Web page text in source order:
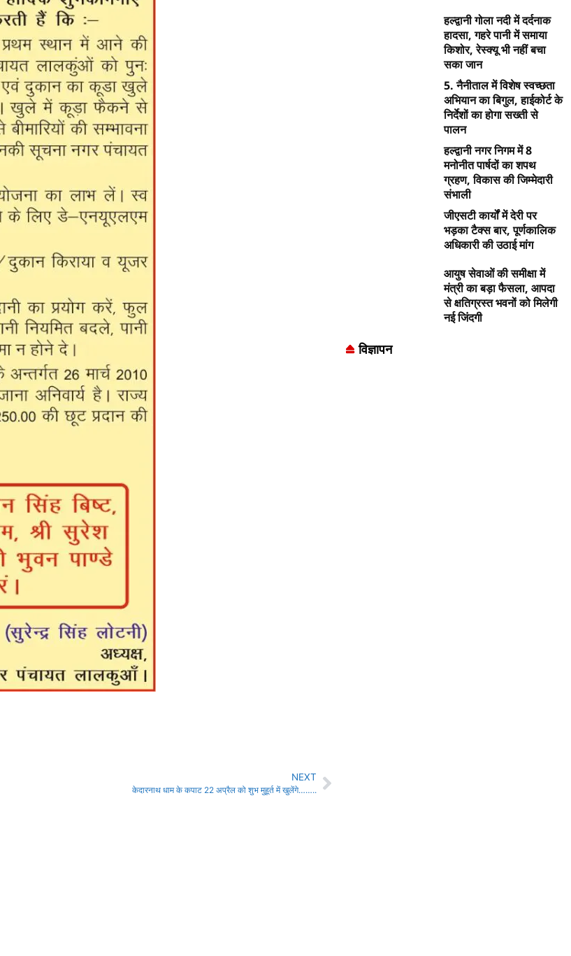
NEXT
केदारनाथ धाम के कपाट 22 अप्रैल को शुभ मुहूर्त में खुलेंगे……..
हल्द्वानी गोला नदी में दर्दनाक
हादसा, गहरे पानी में समाया
किशोर, रेस्क्यू भी नहीं बचा
सका जान
5. नैनीताल में विशेष स्वच्छता
अभियान का बिगुल, हाईकोर्ट के
निर्देशों का होगा सख्ती से
पालन
हल्द्वानी नगर निगम में 8
मनोनीत पार्षदों का शपथ
ग्रहण, विकास की जिम्मेदारी
संभाली
जीएसटी कार्यों में देरी पर
भड़का टैक्स बार, पूर्णकालिक
अधिकारी की उठाई मांग
आयुष सेवाओं की समीक्षा में
मंत्री का बड़ा फैसला, आपदा
से क्षतिग्रस्त भवनों को मिलेगी
नई जिंदगी
विज्ञापन